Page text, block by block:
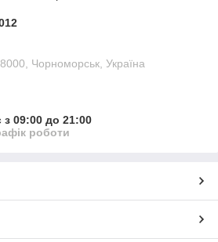
Чорноморськ, Україна
09:00 до 21:00
роботи